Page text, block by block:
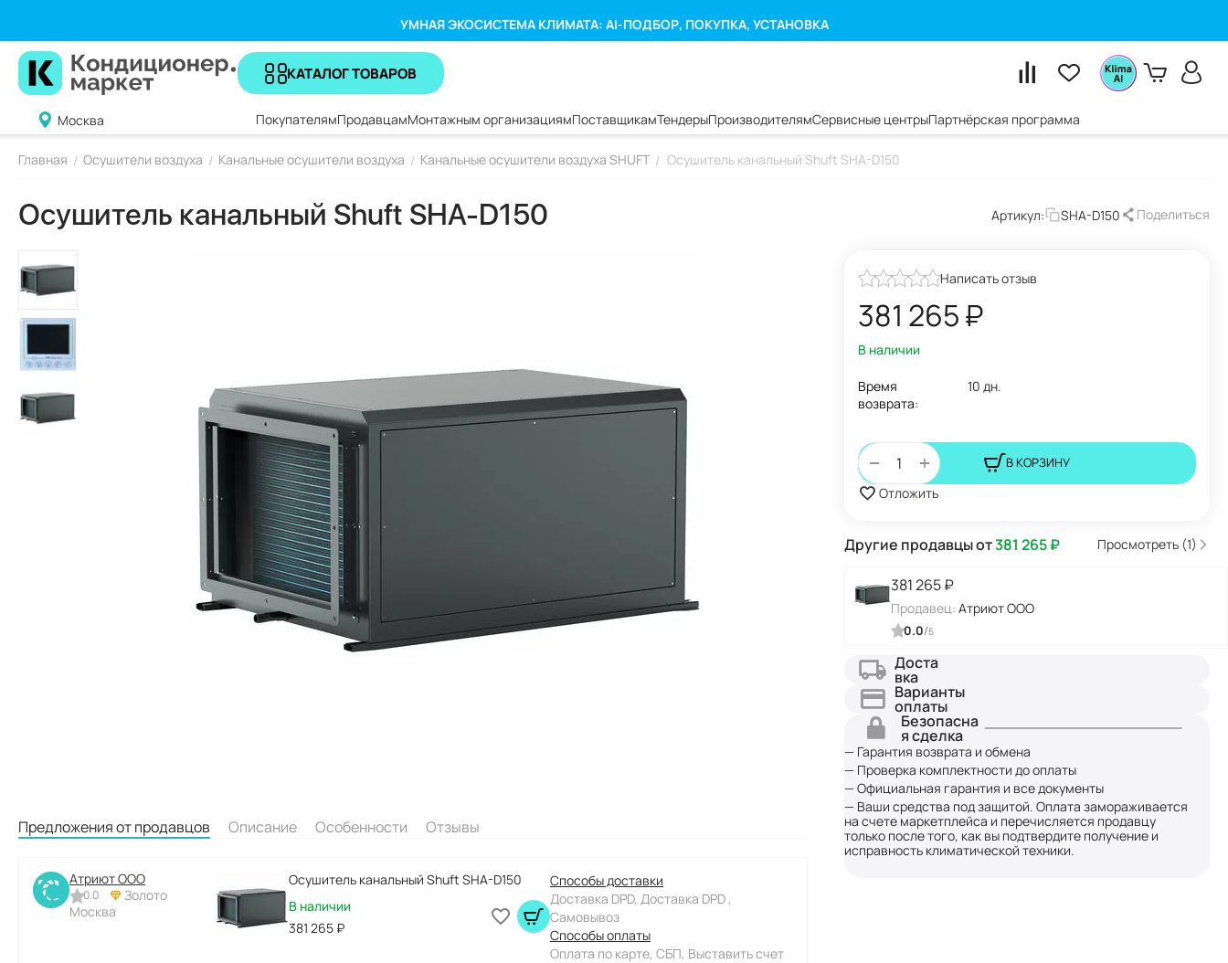
УМНАЯ ЭКОСИСТЕМА КЛИМАТА: AI-ПОДБОР, ПОКУПКА, УСТАНОВКА
КАТАЛОГ ТОВАРОВ
Москва ПокупателямПродавцамМонтажным организациямПоставщикамТендерыПроизводителямСервисные центрыПартнёрская программа
Главная / Осушители воздуха / Канальные осушители воздуха / Канальные осушители воздуха SHUFT / Осушитель канальный Shuft SHA-D150
Осушитель канальный Shuft SHA-D150 Артикул: SHA-D150 Поделиться
Написать отзыв
381 265₽
В наличии
Время
возврата:
10 дн.
+
− В КОРЗИНУ
Отложить
Другие продавцы от381 265₽ Просмотреть (1)
381 265₽
Продавец: Атриют ООО
0.0/5
Доста
вка
Варианты
оплаты
Безопасна
я сделка
— Гарантия возврата и обмена
— Проверка комплектности до оплаты
— Официальная гарантия и все документы
— Ваши средства под защитой. Оплата замораживается
на счете маркетплейса и перечисляется продавцу
только после того, как вы подтвердите получение и
исправность климатической техники.
Предложения от продавцов Описание Особенности Отзывы
Атриют ООО
0.0
Золото
Москва
Осушитель канальный Shuft SHA-D150
В наличии
381 265 ₽
Способы доставки
Доставка DPD, Доставка DPD ,
Самовывоз
Способы оплаты
Оплата по карте, СБП, Выставить счет